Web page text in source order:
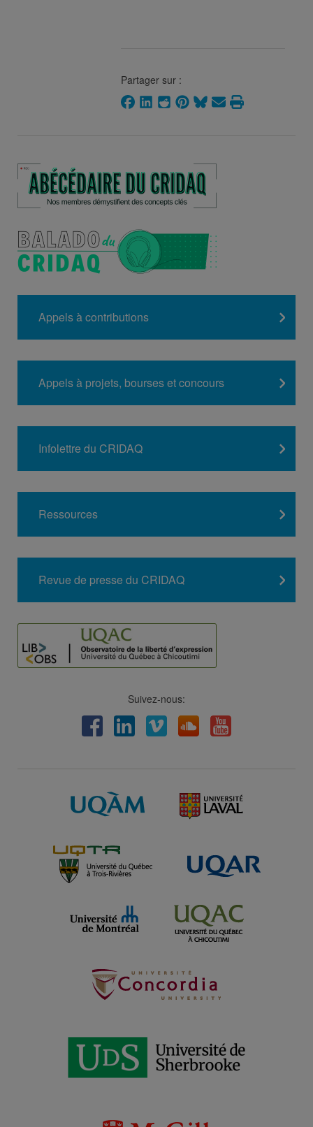
Partager sur :
Appels à contributions
Appels à projets, bourses et concours
Infolettre du CRIDAQ
Ressources
Revue de presse du CRIDAQ
Suivez-nous:
FacebookLinkedInViméo Soundcloud
Youtube